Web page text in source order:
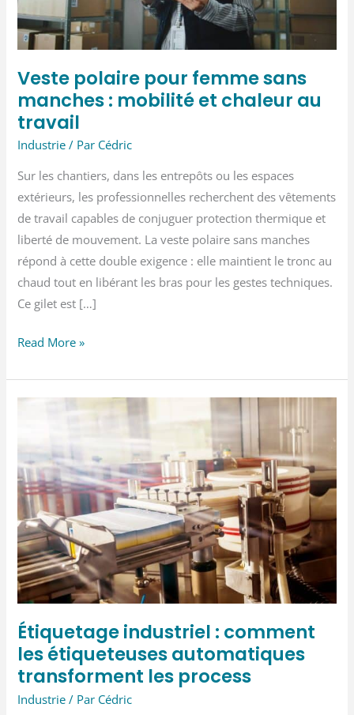
Veste polaire pour femme sans
manches : mobilité et chaleur au
travail
Industrie / Par Cédric
Sur les chantiers, dans les entrepôts ou les espaces
extérieurs, les professionnelles recherchent des vêtements
de travail capables de conjuguer protection thermique et
liberté de mouvement. La veste polaire sans manches
répond à cette double exigence : elle maintient le tronc au
chaud tout en libérant les bras pour les gestes techniques.
Ce gilet est […]
Veste
pour
manches
:
mobilité
et
chaleur
au
travail
Read More »
Étiquetage industriel : comment
les étiqueteuses automatiques
transforment les process
Industrie / Par Cédric